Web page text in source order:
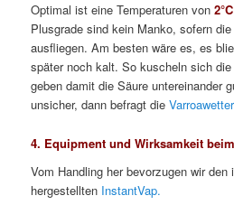
Optimal ist eine Temperaturen von
Plusgrade sind kein Manko, sofern
ausfliegen. Am besten wäre es, es
später noch kalt. So kuscheln sich
geben damit die Säure untereinander
unsicher, dann befragt die
4. Equipment und Wirksamkeit
Vom Handling her bevorzugen wir
hergestellten InstantVap.